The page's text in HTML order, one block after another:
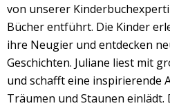
von unserer
Bücher entführt. Die Kinder
ihre Neugier und entdecken
Geschichten. Juliane liest mit
und schafft eine inspirierende
Träumen und Staunen